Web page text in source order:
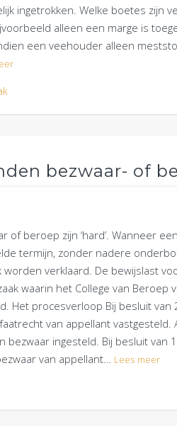
ingetrokken. Welke boetes zijn
alleen een marge is
een veehouder alleen
bezwaar- of
beroep zijn ‘hard’. Wanneer
termijn, zonder nadere
verklaard. De bewijslast
waarin het College van Beroep
Het procesverloop Bij besluit
van appellant vastgesteld.
ingesteld. Bij besluit van
van appellant… Lees meer